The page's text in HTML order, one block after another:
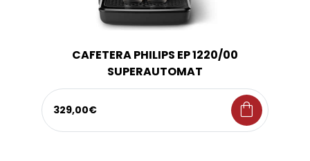
CAFETERA PHILIPS EP 1220/00
SUPERAUTOMAT
329,00€ shopping_bag